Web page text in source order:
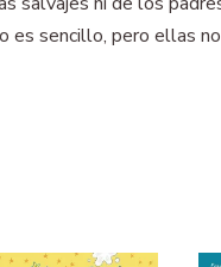
es sencillo, pero ellas